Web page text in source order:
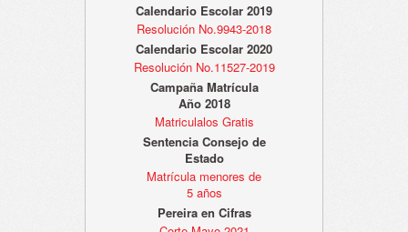
Calendario Escolar 2019
Resolución No.9943-2018
Calendario Escolar 2020
Resolución No.11527-2019
Campaña Matrícula
Año 2018
Matriculalos Gratis
Sentencia Consejo de
Estado
Matrícula menores de
5 años
Pereira en Cifras